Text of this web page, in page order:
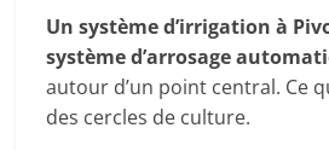
Un système d’irrigation à
système d’arrosage
autour d’un point central. Ce
des cercles de culture.